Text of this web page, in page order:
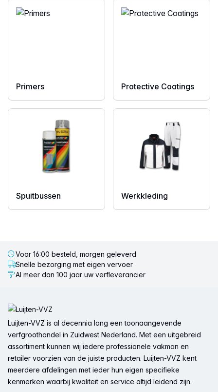
Primers Protective Coatings
Spuitbussen Werkkleding
Voor 16:00 besteld, morgen geleverd
Snelle bezorging met eigen vervoer
Al meer dan 100 jaar uw verfleverancier
Luijten-VVZ is al decennia lang een toonaangevende
verfgroothandel in Zuidwest Nederland. Met een uitgebreid
assortiment kunnen wij iedere professionele vakman en
retailer voorzien van de juiste producten. Luijten-VVZ kent
meerdere afdelingen met ieder hun eigen specifieke
kenmerken waarbij kwaliteit en service altijd leidend zijn.